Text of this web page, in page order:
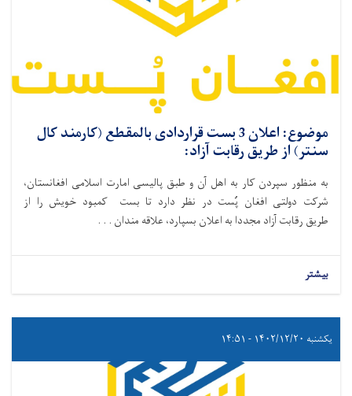
موضوع: اعلان 3 بست قراردادی بالمقطع (کارمند کال
سنتر) از طریق رقابت آزاد:
به منظور سپردن کار به اهل آن و طبق پالیسی امارت اسلامی افغانستان،
شرکت دولتی افغان پُست در نظر دارد تا بست‌ کمبود خویش را از
طریق رقابت آزاد مجددا به اعلان بسپارد، علاقه ‌مندان . . .
بیشتر
یکشنبه ۱۴۰۲/۱۲/۲۰ - ۱۴:۵۱